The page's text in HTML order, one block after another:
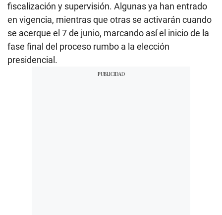
fiscalización y supervisión. Algunas ya han entrado
en vigencia, mientras que otras se activarán cuando
se acerque el 7 de junio, marcando así el inicio de la
fase final del proceso rumbo a la elección
presidencial.